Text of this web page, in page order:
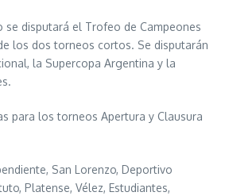
se disputará el Trofeo de Campeones
los dos torneos cortos. Se disputarán
la Supercopa Argentina y la
para los torneos Apertura y Clausura
San Lorenzo, Deportivo
Platense, Vélez, Estudiantes,